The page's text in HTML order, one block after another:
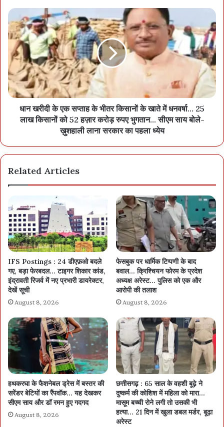
धान खरीदी के एक सप्ताह के भीतर किसानों के खाते में धनवर्षा… 25
लाख किसानों को 52 हज़ार करोड़ रुपए भुगतान… सीएम साय बोले-
ख़ुशहाली लाना सरकार का पहला ध्येय
Related Articles
IFS Postings : 24 डीएफ़ओ बदले
गए, बड़ा फेरबदल… टाइगर शिकार कांड,
इंद्रावती रिजर्व में नए प्रभारी डायरेक्टर,
देखें सूची
August 8, 2026
फेसबुक पर धार्मिक टिप्पणी के बाद
बवाल… क्रिश्चियन फोरम के प्रदेश
अध्यक्ष अरेस्ट… पुलिस को एक और
आरोपी की तलाश
August 8, 2026
हथकरघा के फैशनेबल ड्रेस में बस्तर की
सरेंडर बेटियों का रैंपवॉक… यह देखकर
सीएम साय और डॉ रमन हुए गदगद
August 8, 2026
छत्तीसगढ़ : 65 साल के वहशी बूढ़े ने
दुष्कर्म की कोशिश में महिला को मारा…
मासूम बच्ची रोने लगी तो उसकी भी
हत्या… 21 दिन में खुला डबल मर्डर, बूढ़ा
अरेस्ट